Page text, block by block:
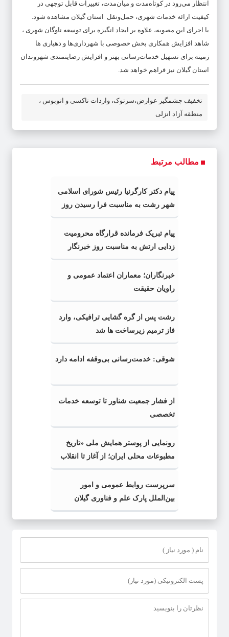
انتظار می‌رود در کوتاه‌مدت و میان‌مدت، تغییرات قابل توجهی در
کیفیت ارائه خدمات شهری، حمل‌ونقل استان گیلان مشاهده شود.
با اجرای این مصوبه، علاوه بر ایجاد انگیزه برای توسعه ناوگان شهری ،
شاهد افزایش همکاری بخش خصوصی با شهرداری‌ها ‌‌و دهیاری ها
زمینه برای تسهیل خدمات‌رسانی بهتر و افزایش رضایتمندی شهروندان
استان گیلان نیز فراهم خواهد شد.
تخفیف چشمگیر عوارض،سرتوک، واردات تاكسی و اتوبوس ،
منطقه آزاد انزلی
مطالب مرتبط
پیام دکتر کارگرنیا رئیس شورای اسلامی
شهر رشت به مناسبت فرا رسیدن روز
خبرنگار
پیام تبریک فرمانده قرارگاه محرومیت‌
زدایی ارتش به مناسبت روز خبرنگار
خبرنگاران؛ معماران اعتماد عمومی و
راویان حقیقت
رشت پس از گره گشایی ترافیکی، وارد
فاز ترمیم زیرساخت ها شد
شوقی: خدمت‌رسانی بی‌وقفه ادامه دارد
از فشار جمعیت شناور تا توسعه خدمات
تخصصی
رونمایی از پوستر همایش ملی «تاریخ
مطبوعات محلی ایران؛ از آغاز تا انقلاب
اسلامی» در گیلان
سرپرست روابط عمومی و امور
بین‌الملل پارک علم و فناوری گیلان
منصوب شد